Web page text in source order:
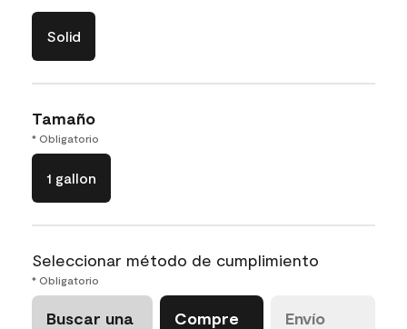
Solid
Tamaño
* Obligatorio
1 gallon
Seleccionar método de cumplimiento
* Obligatorio
Buscar una
Compre
Envío